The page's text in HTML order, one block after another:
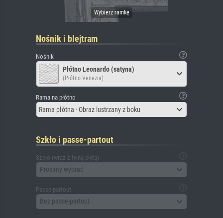
Nośnik i blejtram
Nośnik
Płótno Leonardo (satyna)
(Płótno Venezia)
Rama na płótno
Rama płótna - Obraz lustrzany z boku
Szkło i passe-partout
Szkło (wraz z tylną płytą)
Prosimy wybrać
Passe-partout
Bez passe-partout